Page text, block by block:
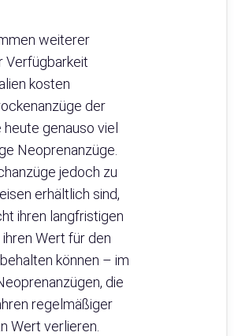
weiterer
Verfügbarkeit
kosten
der
genauso viel
Neoprenanzüge.
jedoch zu
erhältlich sind,
ihren langfristigen
Wert für den
können – im
die
regelmäßiger
Wert verlieren.